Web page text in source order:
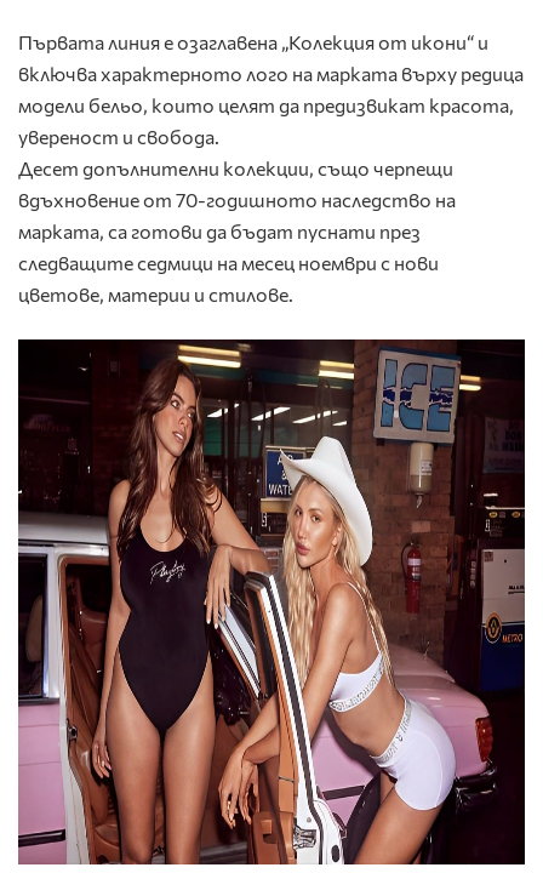
Първата линия е озаглавена „Колекция от икони“ и
включва характерното лого на марката върху редица
модели бельо, които целят да предизвикат красота,
увереност и свобода.
Десет допълнителни колекции, също черпещи
вдъхновение от 70-годишното наследство на
марката, са готови да бъдат пуснати през
следващите седмици на месец ноември с нови
цветове, материи и стилове.